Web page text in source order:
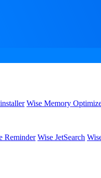
Wise Memory
Reminder Wise JetSearch